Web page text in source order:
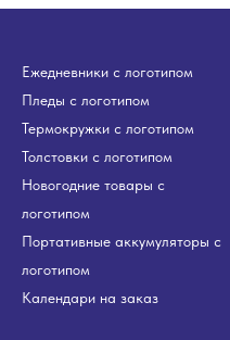
Ежедневники с логотипом
Пледы с логотипом
Термокружки с логотипом
Толстовки с логотипом
Новогодние товары с
логотипом
Портативные аккумуляторы с
логотипом
Календари на заказ